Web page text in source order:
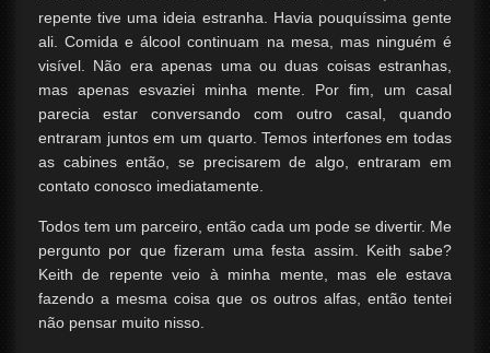
repente tive uma ideia estranha. Havia pouquíssima gente
ali. Comida e álcool continuam na mesa, mas ninguém é
visível. Não era apenas uma ou duas coisas estranhas,
mas apenas esvaziei minha mente. Por fim, um casal
parecia estar conversando com outro casal, quando
entraram juntos em um quarto. Temos interfones em todas
as cabines então, se precisarem de algo, entraram em
contato conosco imediatamente.
Todos tem um parceiro, então cada um pode se divertir. Me
pergunto por que fizeram uma festa assim. Keith sabe?
Keith de repente veio à minha mente, mas ele estava
fazendo a mesma coisa que os outros alfas, então tentei
não pensar muito nisso.